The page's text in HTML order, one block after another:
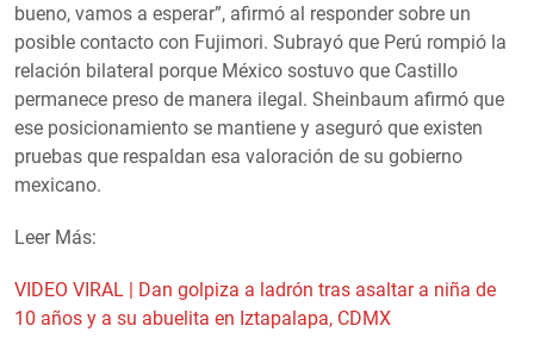
bueno, vamos a esperar”, afirmó al responder sobre un
posible contacto con Fujimori. Subrayó que Perú rompió la
relación bilateral porque México sostuvo que Castillo
permanece preso de manera ilegal. Sheinbaum afirmó que
ese posicionamiento se mantiene y aseguró que existen
pruebas que respaldan esa valoración de su gobierno
mexicano.
Leer Más:
VIDEO VIRAL | Dan golpiza a ladrón tras asaltar a niña de
10 años y a su abuelita en Iztapalapa, CDMX